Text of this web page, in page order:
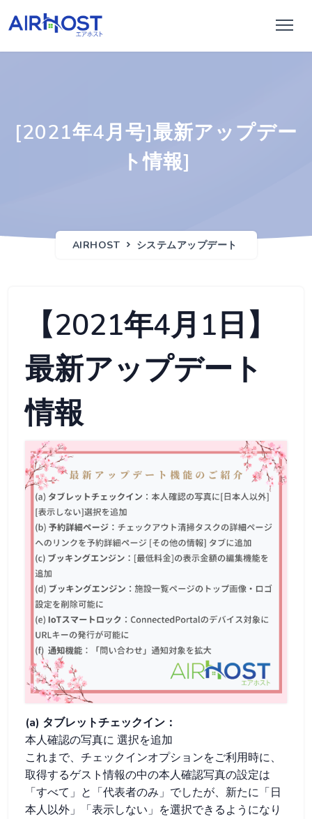
[2021年4月号]最新アップデー
ト情報]
AIRHOST システムアップデート
【2021年4月1日】
最新アップデート
情報
(a) タブレットチェックイン：
本人確認の写真に 選択を追加
これまで、チェックインオプションをご利用時に、
取得するゲスト情報の中の本人確認写真の設定は
「すべて」と「代表者のみ」でしたが、新たに「日
本人以外」「表示しない」を選択できるようになり